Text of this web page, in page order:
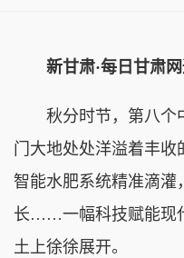
新甘肃·每日甘肃
秋分时节，第八个
门大地处处洋溢着丰收
智能水肥系统精准滴灌
长……一幅科技赋能现
土上徐徐展开。